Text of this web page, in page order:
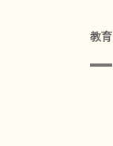
教育